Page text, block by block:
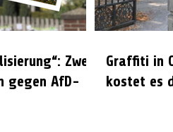
Zwei
gegen AfD-
Graffiti in
kostet es